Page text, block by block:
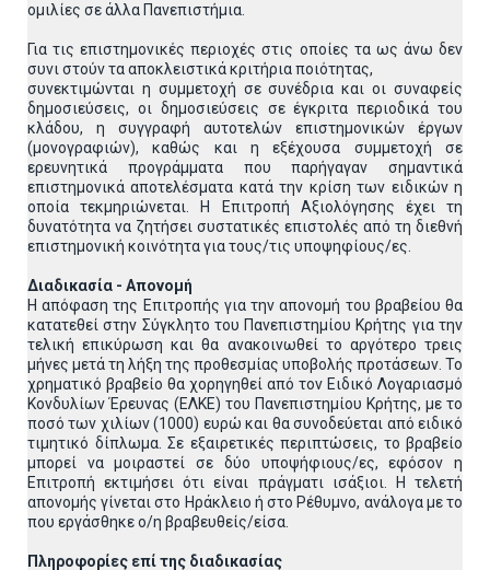
ομιλίες σε άλλα Πανεπιστήμια.
Για τις επιστημονικές περιοχές στις οποίες τα ως άνω δεν
συνι στούν τα αποκλειστικά κριτήρια ποιότητας,
συνεκτιμώνται η συμμετοχή σε συνέδρια και οι συναφείς
δημοσιεύσεις, οι δημοσιεύσεις σε έγκριτα περιοδικά του
κλάδου, η συγγραφή αυτοτελών επιστημονικών έργων
(μονογραφιών), καθώς και η εξέχουσα συμμετοχή σε
ερευνητικά προγράμματα που παρήγαγαν σημαντικά
επιστημονικά αποτελέσματα κατά την κρίση των ειδικών η
οποία τεκμηριώνεται. Η Επιτροπή Αξιολόγησης έχει τη
δυνατότητα να ζητήσει συστατικές επιστολές από τη διεθνή
επιστημονική κοινότητα για τους/τις υποψηφίους/ες.
Διαδικασία - Απονομή
Η απόφαση της Επιτροπής για την απονομή του βραβείου θα
κατατεθεί στην Σύγκλητο του Πανεπιστημίου Κρήτης για την
τελική επικύρωση και θα ανακοινωθεί το αργότερο τρεις
μήνες μετά τη λήξη της προθεσμίας υποβολής προτάσεων. Το
χρηματικό βραβείο θα χορηγηθεί από τον Ειδικό Λογαριασμό
Κονδυλίων Έρευνας (ΕΛΚΕ) του Πανεπιστημίου Κρήτης, με το
ποσό των χιλίων (1000) ευρώ και θα συνοδεύεται από ειδικό
τιμητικό δίπλωμα. Σε εξαιρετικές περιπτώσεις, το βραβείο
μπορεί να μοιραστεί σε δύο υποψήφιους/ες, εφόσον η
Επιτροπή εκτιμήσει ότι είναι πράγματι ισάξιοι. Η τελετή
απονομής γίνεται στο Ηράκλειο ή στο Ρέθυμνο, ανάλογα με το
που εργάσθηκε ο/η βραβευθείς/είσα.
Πληροφορίες επί της διαδικασίας